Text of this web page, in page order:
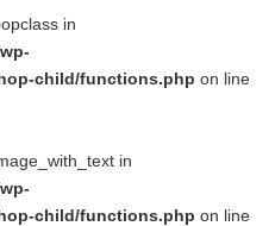
in
child/functions.php on line
in
child/functions.php on line